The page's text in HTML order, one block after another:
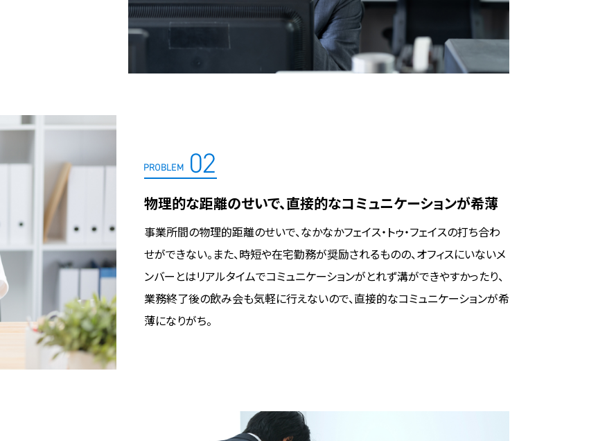
物理的な距離のせいで、直接的なコミュニケーションが希薄
事業所間の物理的距離のせいで、なかなかフェイス・トゥ・フェイスの打ち合わ
せができない。また、時短や在宅勤務が奨励されるものの、オフィスにいないメ
ンバーとはリアルタイムでコミュニケーションがとれず溝ができやすかったり、
業務終了後の飲み会も気軽に行えないので、直接的なコミュニケーションが希
薄になりがち。